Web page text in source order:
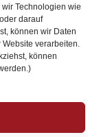
Technologien wie
darauf
können wir Daten
verarbeiten.
können